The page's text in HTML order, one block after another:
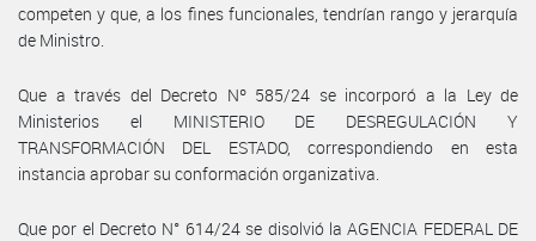
competen y que, a los fines funcionales, tendrían rango y jerarquía
de Ministro.
Que a través del Decreto Nº 585/24 se incorporó a la Ley de
Ministerios el MINISTERIO DE DESREGULACIÓN Y
TRANSFORMACIÓN DEL ESTADO, correspondiendo en esta
instancia aprobar su conformación organizativa.
Que por el Decreto N° 614/24 se disolvió la AGENCIA FEDERAL DE